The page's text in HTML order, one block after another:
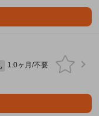
1.0ヶ月/不要